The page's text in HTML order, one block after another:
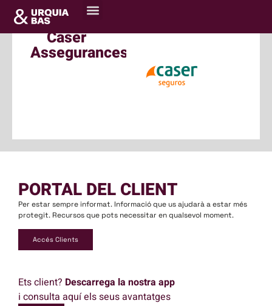
Caser
Assegurances
PORTAL DEL CLIENT
Per estar sempre informat. Informació que us ajudarà a estar més
protegit. Recursos que pots necessitar en qualsevol moment.
Accés Clients
Ets client? Descarrega la nostra app
i consulta aquí els seus avantatges